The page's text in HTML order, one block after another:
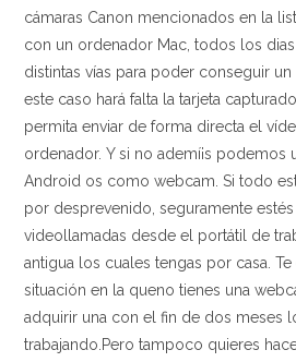
cámaras Canon mencionados en la
con un ordenador Mac, todos los
distintas vías para poder conseguir un
este caso hará falta la tarjeta
permita enviar de forma directa el
ordenador. Y si no ademí¡s podemos
Android os como webcam. Si todo
por desprevenido, seguramente
videollamadas desde el portátil de
antigua los cuales tengas por casa.
situación en la queno tienes una
adquirir una con el fin de dos meses
trabajando.Pero tampoco quieres